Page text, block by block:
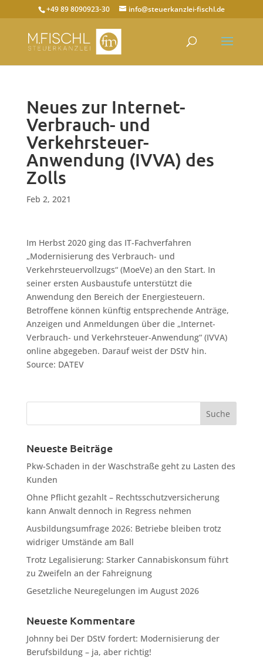
+49 89 8090923-30 info@steuerkanzlei-fischl.de
Neues zur Internet-
Verbrauch- und
Verkehrsteuer-
Anwendung (IVVA) des
Zolls
Feb 2, 2021
Im Herbst 2020 ging das IT-Fachverfahren
„Modernisierung des Verbrauch- und
Verkehrsteuervollzugs“ (MoeVe) an den Start. In
seiner ersten Ausbaustufe unterstützt die
Anwendung den Bereich der Energiesteuern.
Betroffene können künftig entsprechende Anträge,
Anzeigen und Anmeldungen über die „Internet-
Verbrauch- und Verkehrsteuer-Anwendung“ (IVVA)
online abgegeben. Darauf weist der DStV hin.
Source: DATEV
Neueste Beiträge
Pkw-Schaden in der Waschstraße geht zu Lasten des
Kunden
Ohne Pflicht gezahlt – Rechtsschutzversicherung
kann Anwalt dennoch in Regress nehmen
Ausbildungsumfrage 2026: Betriebe bleiben trotz
widriger Umstände am Ball
Trotz Legalisierung: Starker Cannabiskonsum führt
zu Zweifeln an der Fahreignung
Gesetzliche Neuregelungen im August 2026
Neueste Kommentare
Johnnybei Der DStV fordert: Modernisierung der
Berufsbildung – ja, aber richtig!